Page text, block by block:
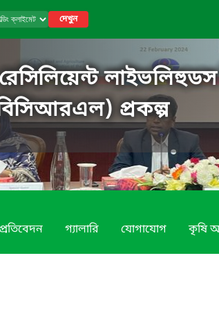
দেখুন
রেসিলিয়েন্ট
প্রকল্প
গ্যালারি যোগাযোগ কৃষি